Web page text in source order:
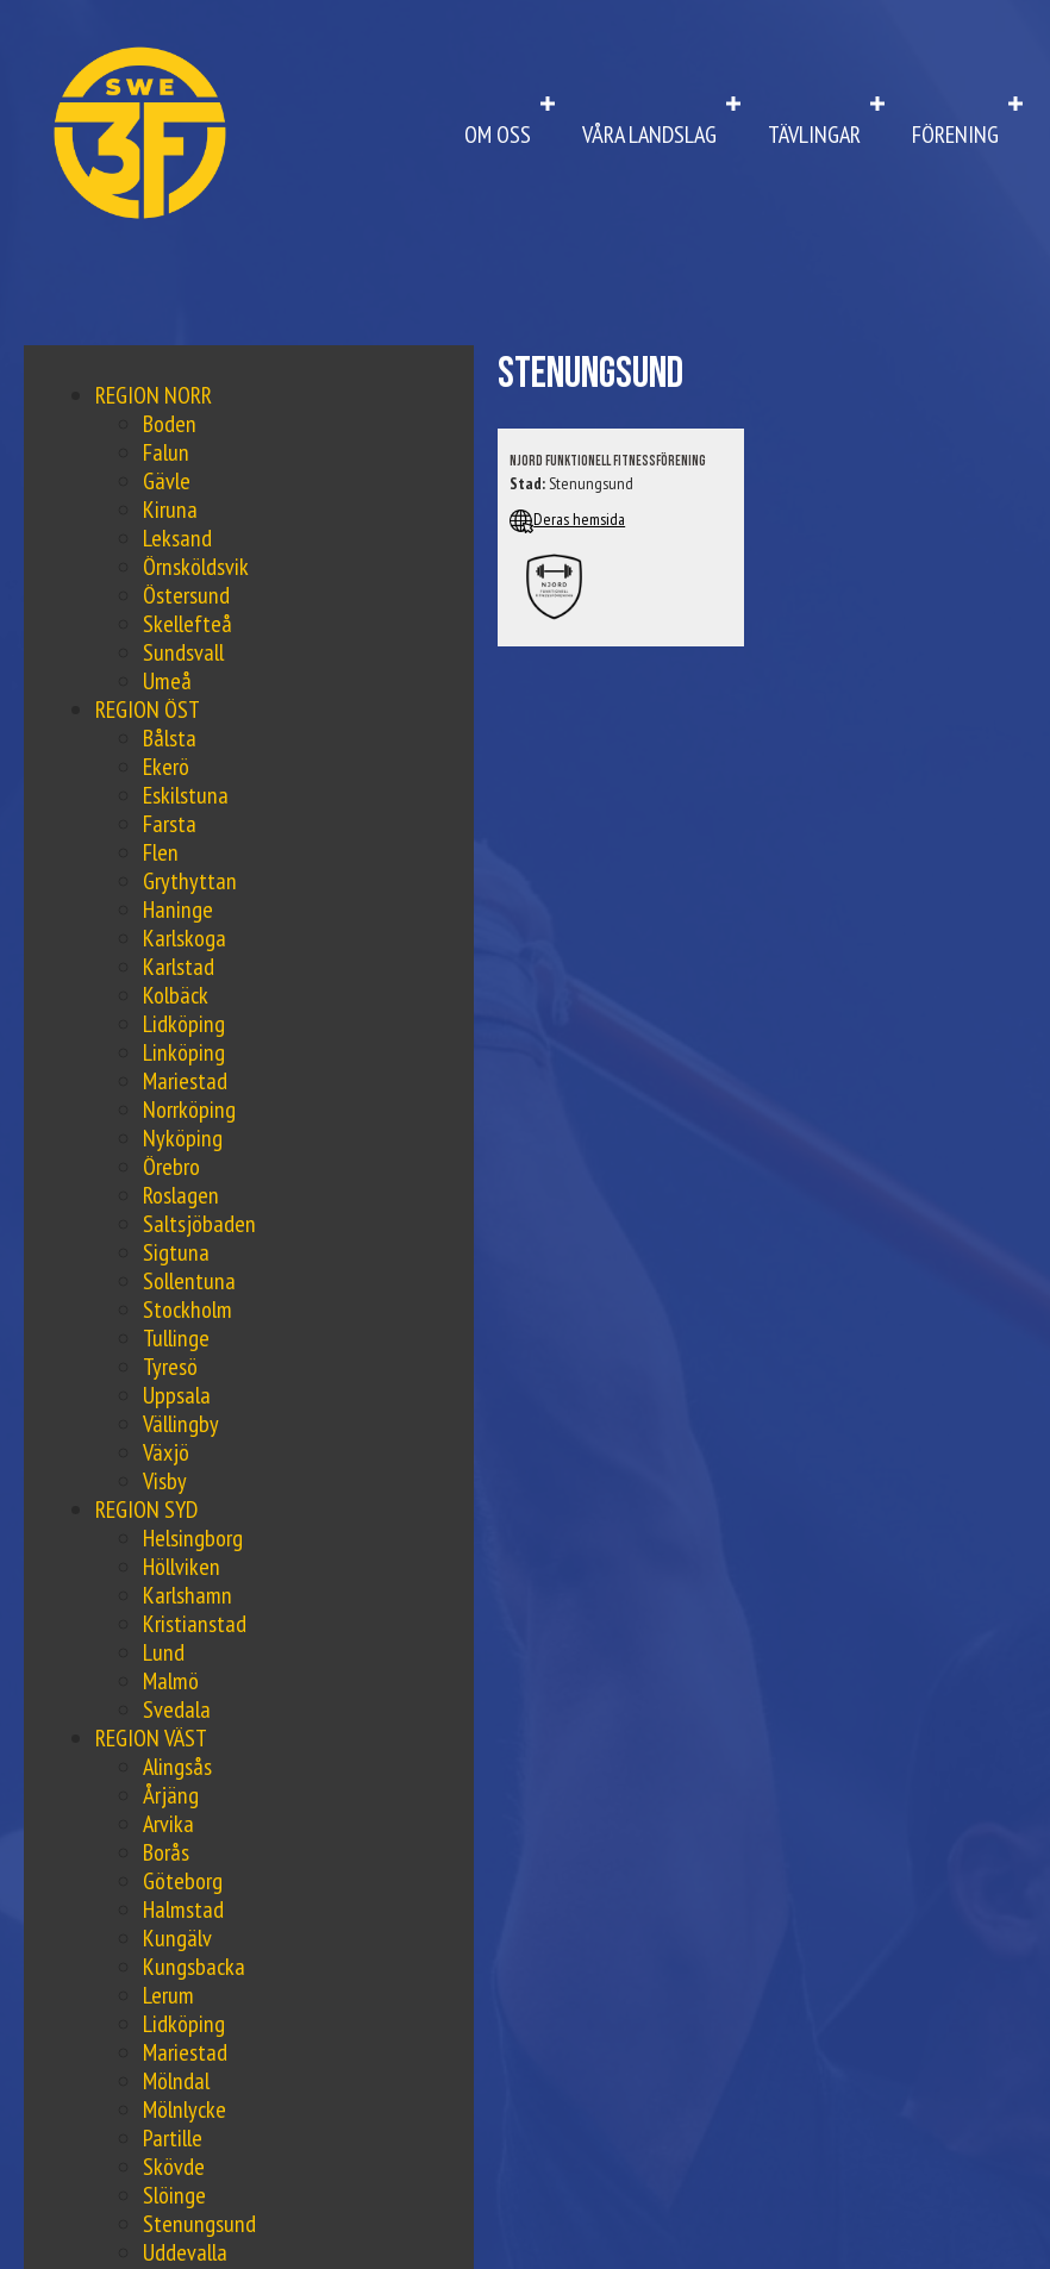
OM OSS VÅRA LANDSLAG TÄVLINGAR FÖRENING
REGION NORR
Boden
Falun
Gävle
Kiruna
Leksand
Örnsköldsvik
Östersund
Skellefteå
Sundsvall
Umeå
REGION ÖST
Bålsta
Ekerö
Eskilstuna
Farsta
Flen
Grythyttan
Haninge
Karlskoga
Karlstad
Kolbäck
Lidköping
Linköping
Mariestad
Norrköping
Nyköping
Örebro
Roslagen
Saltsjöbaden
Sigtuna
Sollentuna
Stockholm
Tullinge
Tyresö
Uppsala
Vällingby
Växjö
Visby
REGION SYD
Helsingborg
Höllviken
Karlshamn
Kristianstad
Lund
Malmö
Svedala
REGION VÄST
Alingsås
Årjäng
Arvika
Borås
Göteborg
Halmstad
Kungälv
Kungsbacka
Lerum
Lidköping
Mariestad
Mölndal
Mölnlycke
Partille
Skövde
Slöinge
Stenungsund
Uddevalla
Stenungsund
Njord Funktionell Fitnessförening
Stad:Stenungsund
Deras hemsida